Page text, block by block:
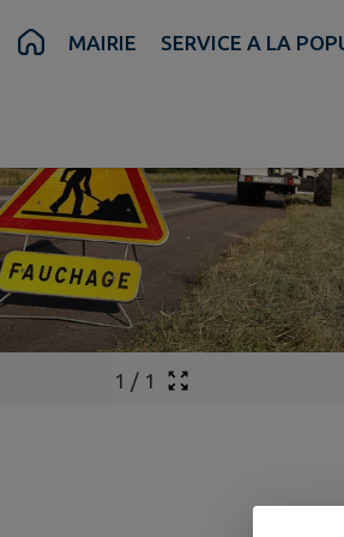
Recherche Pied de page
MAIRIE SERVICE A LA
1 / 1